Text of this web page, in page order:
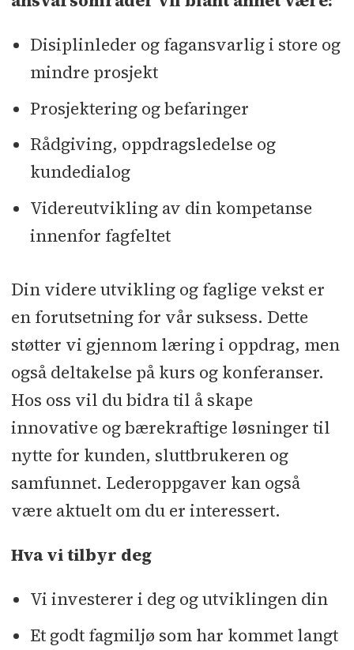
Disiplinleder og fagansvarlig i store og
mindre prosjekt
Prosjektering og befaringer
Rådgiving, oppdragsledelse og
kundedialog
Videreutvikling av din kompetanse
innenfor fagfeltet
Din videre utvikling og faglige vekst er
en forutsetning for vår suksess. Dette
støtter vi gjennom læring i oppdrag, men
også deltakelse på kurs og konferanser.
Hos oss vil du bidra til å skape
innovative og bærekraftige løsninger til
nytte for kunden, sluttbrukeren og
samfunnet. Lederoppgaver kan også
være aktuelt om du er interessert.
Hva vi tilbyr deg
Vi investerer i deg og utviklingen din
Et godt fagmiljø som har kommet langt